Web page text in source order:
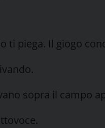
ti piega. Il giogo
sopra il campo